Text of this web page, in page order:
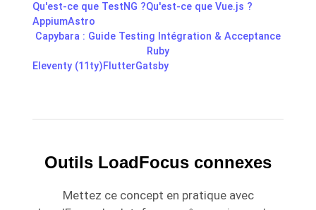
Qu'est-ce que TestNG ?Qu'est-ce que Vue.js ?
AppiumAstro
Capybara : Guide Testing Intégration & Acceptance
Ruby
Eleventy (11ty)FlutterGatsby
Outils LoadFocus connexes
Mettez ce concept en pratique avec